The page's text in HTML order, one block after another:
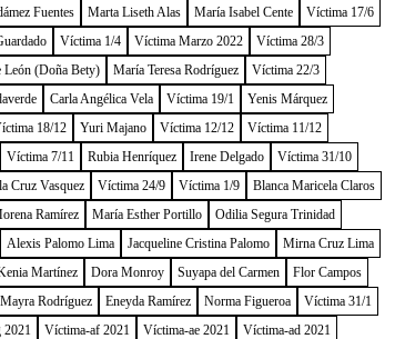
Fuentes Marta Liseth Alas María Isabel Cente
Víctima 17/6
Víctima 1/4 Víctima Marzo 2022
Víctima 28/3
León (Doña Bety) María Teresa Rodríguez
Víctima 22/3
Carla Angélica Vela Víctima 19/1
Yenis Márquez
18/12 Yuri Majano Víctima 12/12
Víctima 11/12
Víctima 7/11 Rubia Henríquez Irene Delgado
Víctima 31/10
Cruz Vasquez Víctima 24/9 Víctima 1/9
Blanca Maricela Claros
Ramírez María Esther Portillo
Odilia Segura Trinidad
Alexis Palomo Lima Jacqueline Cristina Palomo
Mirna Cruz Lima
Martínez Dora Monroy Suyapa del Carmen
Flor Campos
Mayra Rodríguez Eneyda Ramírez Norma Figueroa
Víctima 31/1
2021 Víctima-af 2021 Víctima-ae 2021
Víctima-ad 2021